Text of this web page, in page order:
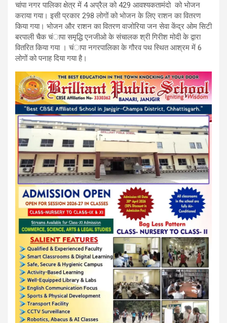
चांपा नगर पालिका क्षेत्र में 4 अप्रैल को 429 आवश्यकतामंदो को भोजन
कराया गया। इसी प्रकार 298 लोगों को भोजन के लिए राशन का वितरण
किया गया। भोजन और राशन का वितरण वाजोरिया जन सेवा केंद्र ओम सिटी
बरपाली चैक चंापा समृद्धि एनजीओ के संचालक श्री गिरीश मोदी के द्वारा
वितरित किया गया । चंापा नगरपालिका के गौरव पथ स्थित आश्रम में 6
लोगों को पनाह दिया गया है।